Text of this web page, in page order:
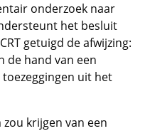
onderzoek naar
het besluit
getuigd de afwijzing:
de hand van een
uit het
krijgen van een